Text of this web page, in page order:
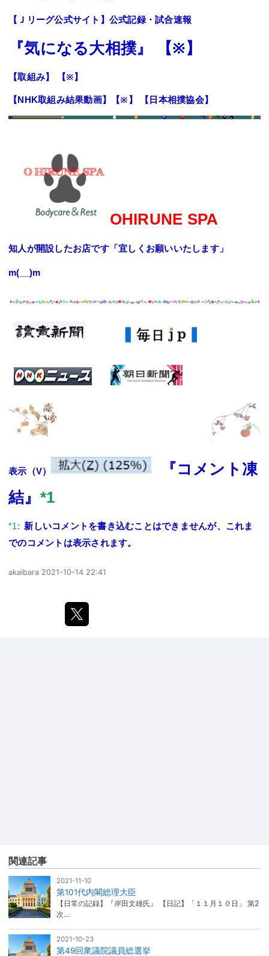
【 Ｊリーグ公式サイト 】公式記録・試合速報
『気になる大相撲』 【※ 】
【取組み】 【※】
【NHK取組み結果動画】 【※ 】 【 日本相撲協会】
OHIRUNE SPA
知人が開設したお店です「宜しくお願いいたします」
m(__)m
表示（V）
『コメント凍
結』 *1
*1: 新しいコメントを書き込むことはできませんが、これま
でのコメントは表示されます。
akaibara 2021-10-14 22:41
関連記事
2021-11-10
第101代内閣総理大臣
【日常の記録】『岸田文雄氏』 【日記】「１１月１０日」 第2
次…
2021-10-23
第49回衆議院議員総選挙